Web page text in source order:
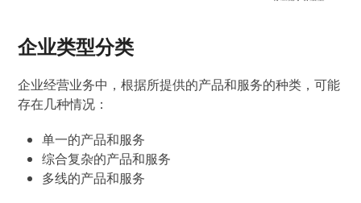
企业类型分类
企业经营业务中，根据所提供的产品和服务的种类，可能
存在几种情况：
单一的产品和服务
综合复杂的产品和服务
多线的产品和服务